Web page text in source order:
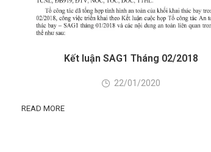
Kết luận SAG1 Tháng 02/2018
22/01/2020
READ MORE